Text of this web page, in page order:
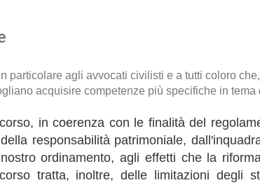
in particolare agli avvocati civilisti e a tutti coloro
acquisire competenze più specifiche in
in coerenza con le finalità del
responsabilità patrimoniale,
ordinamento, agli effetti che la
tratta, inoltre, delle limitazioni degli